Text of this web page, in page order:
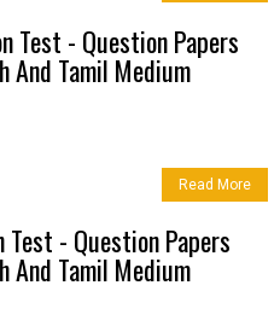
Test - Question Papers
And Tamil Medium
Read More
- Question Papers
And Tamil Medium